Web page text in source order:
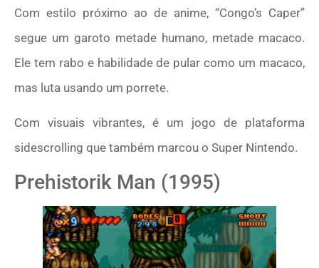
Com estilo próximo ao de anime, “Congo’s Caper”
segue um garoto metade humano, metade macaco.
Ele tem rabo e habilidade de pular como um macaco,
mas luta usando um porrete.
Com visuais vibrantes, é um jogo de plataforma
sidescrolling que também marcou o Super Nintendo.
Prehistorik Man (1995)